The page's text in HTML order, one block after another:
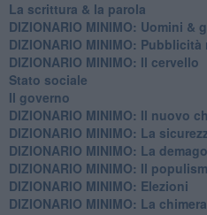
La scrittura & la parola
​DIZIONARIO MINIMO: Uomini &
DIZIONARIO MINIMO: ​Pubblicità
DIZIONARIO MINIMO: Il cervello
Stato sociale
Il governo
DIZIONARIO MINIMO: Il nuovo
DIZIONARIO MINIMO: La
DIZIONARIO MINIMO: La
DIZIONARIO MINIMO: Il
DIZIONARIO MINIMO: Elezioni
DIZIONARIO MINIMO: La chimera